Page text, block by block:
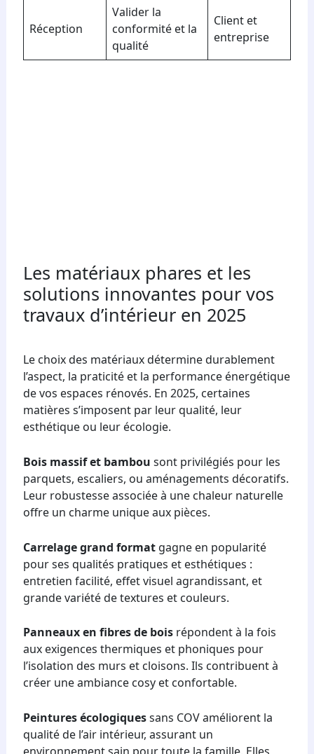
Réception
Valider la
conformité et la
qualité
Client et
entreprise
Les matériaux phares et les
solutions innovantes pour vos
travaux d’intérieur en 2025
Le choix des matériaux détermine durablement
l’aspect, la praticité et la performance énergétique
de vos espaces rénovés. En 2025, certaines
matières s’imposent par leur qualité, leur
esthétique ou leur écologie.
Bois massif et bambou sont privilégiés pour les
parquets, escaliers, ou aménagements décoratifs.
Leur robustesse associée à une chaleur naturelle
offre un charme unique aux pièces.
Carrelage grand formatgagne en popularité
pour ses qualités pratiques et esthétiques :
entretien facilité, effet visuel agrandissant, et
grande variété de textures et couleurs.
Panneaux en fibres de boisrépondent à la fois
aux exigences thermiques et phoniques pour
l’isolation des murs et cloisons. Ils contribuent à
créer une ambiance cosy et confortable.
Peintures écologiquessans COV améliorent la
qualité de l’air intérieur, assurant un